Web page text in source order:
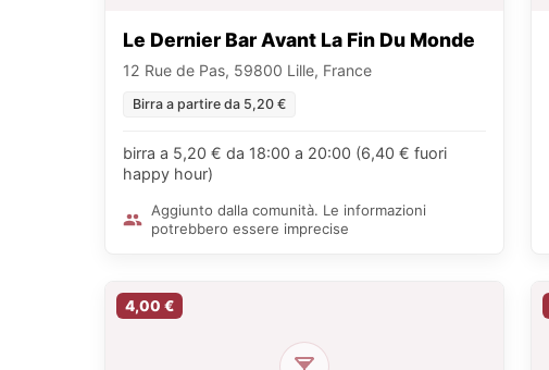
Le Dernier Bar Avant La Fin Du Monde
12 Rue de Pas, 59800 Lille, France
Birra a partire da 5,20 €
birra a 5,20 € da 18:00 a 20:00 (6,40 € fuori
happy hour)
Aggiunto dalla comunità. Le informazioni
potrebbero essere imprecise
4,00 €